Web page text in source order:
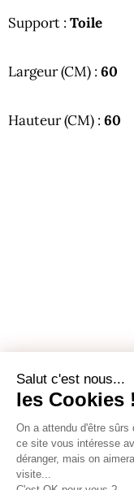
Support : Toile
Largeur (CM) : 60
Hauteur (CM) : 60
Inscrivez-
semaine
des
J'aime